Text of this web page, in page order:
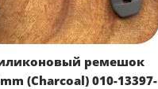
ремешок
(Charcoal) 010-13397-